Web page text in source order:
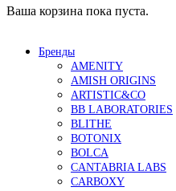
Ваша корзина пока пуста.
Бренды
AMENITY
AMISH ORIGINS
ARTISTIC&CO
BB LABORATORIES
BLITHE
BOTONIX
BOLCA
CANTABRIA LABS
CARBOXY